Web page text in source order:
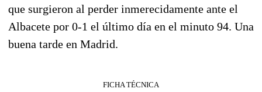
que surgieron al perder inmerecidamente ante el
Albacete por 0-1 el último día en el minuto 94. Una
buena tarde en Madrid.
FICHA TÉCNICA